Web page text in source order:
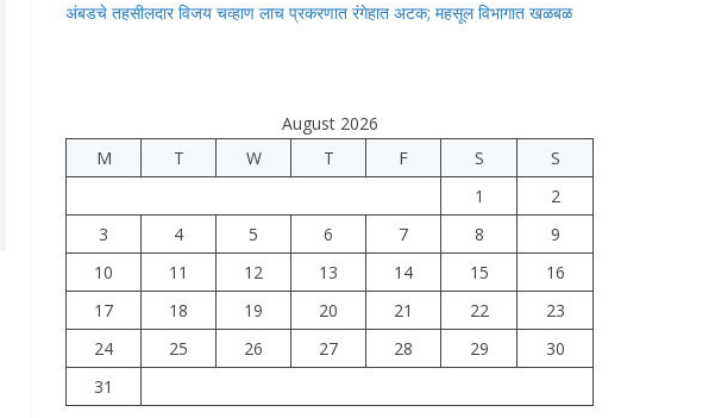
अंबडचे तहसीलदार विजय चव्हाण लाच प्रकरणात रंगेहात अटक; महसूल विभागात खळबळ
August 2026
M
T W T F S
S
1
2
3
4 5 6 7 8
9
10
11 12 13 14 15
16
17
18 19 20 21 22
23
24
25 26 27 28 29
30
31